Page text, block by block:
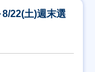
22(土)週末選